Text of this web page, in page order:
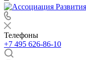
Телефоны
+7 495 626-86-10